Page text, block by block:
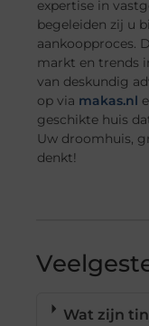
expertise in
begeleiden zij u
aankoopproces.
markt en trends
van deskundig
op via makas.nl
geschikte huis
Uw droomhuis,
denkt!
Wat zijn